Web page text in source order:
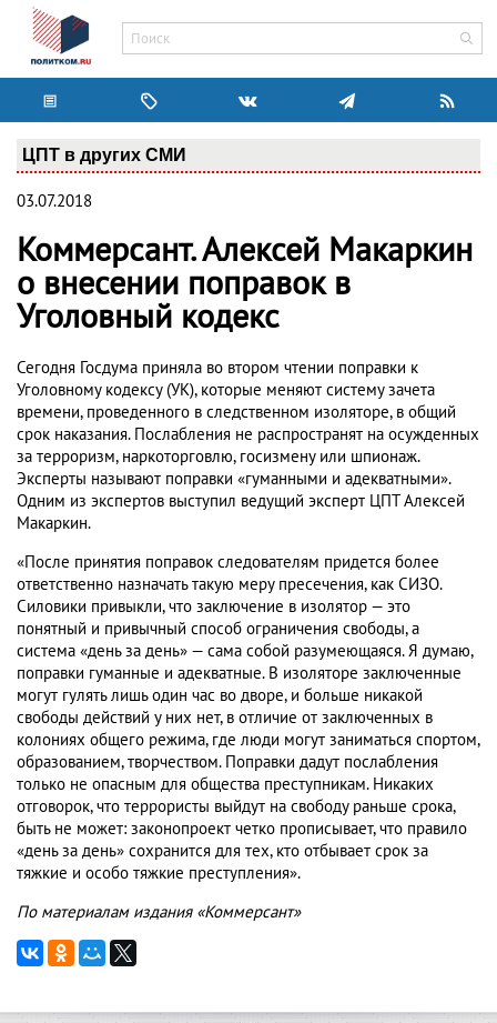
ЦПТ в других СМИ
03.07.2018
Коммерсант. Алексей Макаркин
о внесении поправок в
Уголовный кодекс
Сегодня Госдума приняла во втором чтении поправки к
Уголовному кодексу (УК), которые меняют систему зачета
времени, проведенного в следственном изоляторе, в общий
срок наказания. Послабления не распространят на осужденных
за терроризм, наркоторговлю, госизмену или шпионаж.
Эксперты называют поправки «гуманными и адекватными».
Одним из экспертов выступил ведущий эксперт ЦПТ Алексей
Макаркин.
«После принятия поправок следователям придется более
ответственно назначать такую меру пресечения, как СИЗО.
Силовики привыкли, что заключение в изолятор — это
понятный и привычный способ ограничения свободы, а
система «день за день» — сама собой разумеющаяся. Я думаю,
поправки гуманные и адекватные. В изоляторе заключенные
могут гулять лишь один час во дворе, и больше никакой
свободы действий у них нет, в отличие от заключенных в
колониях общего режима, где люди могут заниматься спортом,
образованием, творчеством. Поправки дадут послабления
только не опасным для общества преступникам. Никаких
отговорок, что террористы выйдут на свободу раньше срока,
быть не может: законопроект четко прописывает, что правило
«день за день» сохранится для тех, кто отбывает срок за
тяжкие и особо тяжкие преступления».
По материалам издания «Коммерсант»